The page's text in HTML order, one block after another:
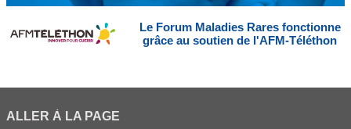
Le Forum Maladies Rares fonctionne
grâce au soutien de l'AFM-Téléthon
ALLER À LA PAGE